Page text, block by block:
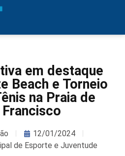
em destaque
Beach e Torneio
na Praia de
12/01/2024
de Esporte e Juventude